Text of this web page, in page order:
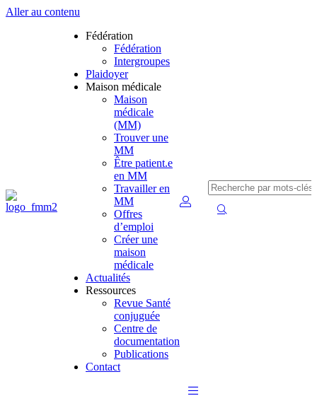
Aller au contenu
Fédération
Fédération
Intergroupes
Plaidoyer
Maison médicale
Maison
médicale
(MM)
Trouver une
MM
Être patient.e
en MM
Travailler en
MM
Offres
d’emploi
Créer une
maison
médicale
Actualités
Ressources
Revue Santé
conjuguée
Centre de
documentation
Publications
Contact